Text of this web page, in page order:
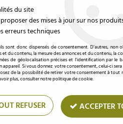
Boite de +/- 50
Soyez le premier à donner votre
Prix : Connectez-
Réf. :ES0001-F-0428
Le papier de soie est un élément
du site
des mises à jour sur nos
erreurs techniques
sont donc dispensés de consentement. D'autres, non
du contenu, la mesure des annonces et du contenu, la
de géolocalisation précises et l'identification par le
Si vous donnez votre consentement, celui-ci
de la possibilité de retirer votre consentement à tout
plus, consulter notre politique de cookie.
REFUSER ACCEPTER